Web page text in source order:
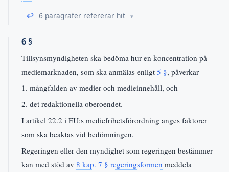
↩ 6 paragrafer refererar hit
6 §
Tillsynsmyndigheten ska bedöma hur en koncentration på
mediemarknaden, som ska anmälas enligt 5 §, påverkar
1. mångfalden av medier och medieinnehåll, och
2. det redaktionella oberoendet.
I artikel 22.2 i EU:s mediefrihetsförordning anges faktorer
som ska beaktas vid bedömningen.
Regeringen eller den myndighet som regeringen bestämmer
kan med stöd av 8 kap. 7 § regeringsformen meddela